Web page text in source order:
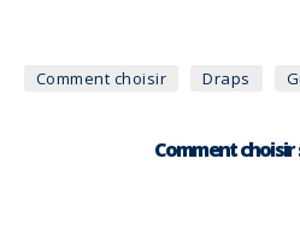
Comment choisir Draps
Comment choisir